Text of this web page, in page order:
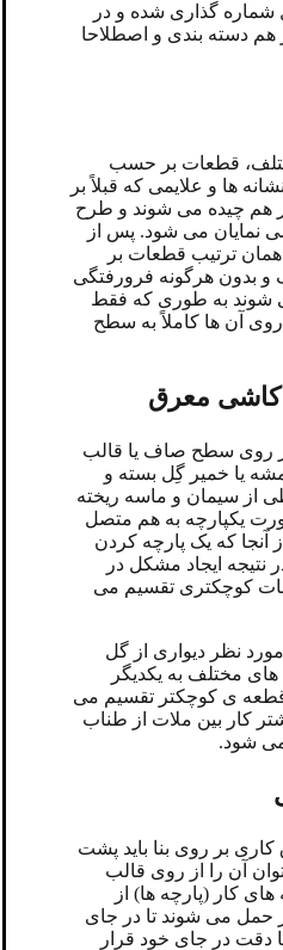
شماره گذاری شده و در
هم دسته بندی و اصطلاحا
قطعات بر حسب
ها و علایمی که قبلاً بر
هم چیده می شوند و طرح
نمایان می شود. پس از
ترتیب قطعات بر
و بدون هرگونه فرورفتگی
شوند به طوری که فقط
آن ها کاملاً به سطح
روی سطح صاف یا قالب
یا خمیر گِل بسته و
از سیمان و ماسه ریخته
یکپارچه به هم متصل
آنجا که یک پارچه کردن
ایجاد مشکل در
کوچکتری تقسیم می
نظر دیواری از گل
مختلف به یکدیگر
ی کوچکتر تقسیم می
کار بین ملات از طناب
شود.
بر روی بنا باید پشت
آن را از روی قالب
کار (پارچه ها) از
حمل می شوند تا در جای
دقت در جای خود قرار